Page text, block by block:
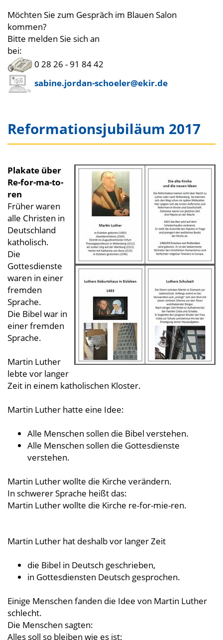
Möchten Sie zum Gespräch im Blauen Salon
kommen?
Bitte melden Sie sich an
bei:
0 28 26 - 91 84 42
sabine.jordan-schoeler@ekir.de
Reformationsjubiläum 2017
Plakate über
Re-for-ma-to-
ren
Früher waren
alle Christen in
Deutschland
katholisch.
Die
Gottesdienste
waren in einer
fremden
Sprache.
Die Bibel war in
einer fremden
Sprache.
Martin Luther
lebte vor langer
Zeit in einem katholischen Kloster.
Martin Luther hatte eine Idee:
Alle Menschen sollen die Bibel verstehen.
Alle Menschen sollen die Gottesdienste
verstehen.
Martin Luther wollte die Kirche verändern.
In schwerer Sprache heißt das:
Martin Luther wollte die Kirche re-for-mie-ren.
Martin Luther hat deshalb vor langer Zeit
die Bibel in Deutsch geschrieben,
in Gottesdiensten Deutsch gesprochen.
Einige Menschen fanden die Idee von Martin Luther
schlecht.
Die Menschen sagten:
Alles soll so bleiben wie es ist: